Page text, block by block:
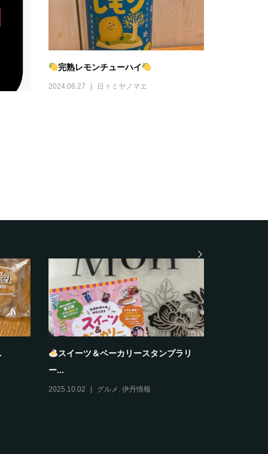
完熟レモンチューハイ
2024.06.27 日々ミヤノマエ
大阪ふぐ太郎
2025.10.28